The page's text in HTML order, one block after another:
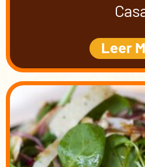
Leer